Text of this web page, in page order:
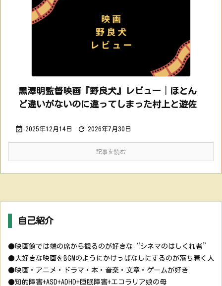
黒澤明監督映画『野良犬』レビュー│ほとん
ど違いがないのに違ってしまった村上と遊佐
 2025年12月14日  2026年7月30日
記事を読む
自己紹介
●映画館では端の席から観るのが好きな“シネマのはしくれ者”
●大好きな映画をBGMのようにかけっぱなしにするのが落ち着く人
●映画・アニメ・ドラマ・本・音楽・文章・ゲームが好き
●知的障害+ASD+ADHD+睡眠障害+エコラリア娘の母